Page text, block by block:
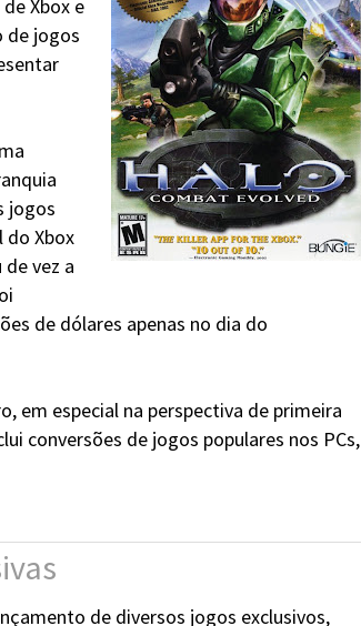
Xbox e
de jogos
jogos
Xbox
vez a
de dólares apenas no dia do
em especial na perspectiva de primeira
conversões de jogos populares nos PCs,
de diversos jogos exclusivos,